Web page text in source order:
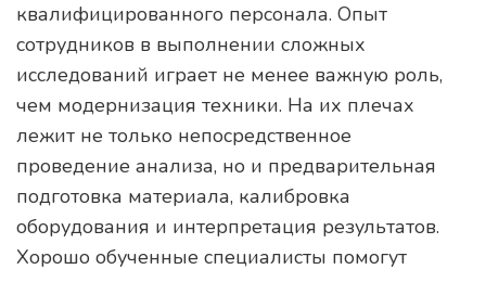
квалифицированного персонала. Опыт
сотрудников в выполнении сложных
исследований играет не менее важную роль,
чем модернизация техники. На их плечах
лежит не только непосредственное
проведение анализа, но и предварительная
подготовка материала, калибровка
оборудования и интерпретация результатов.
Хорошо обученные специалисты помогут